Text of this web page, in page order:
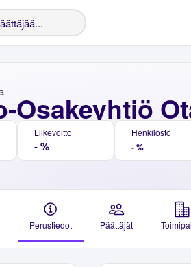
Osakeyhtiö
Liikevoitto
- %
Henkilöstö
- %
Perustiedot Päättäjät